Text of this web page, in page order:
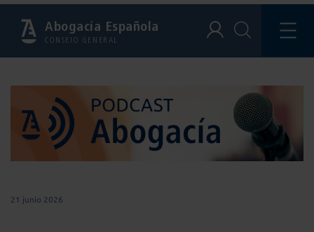
Abogacía Española
CONSEJO GENERAL
21 junio 2026